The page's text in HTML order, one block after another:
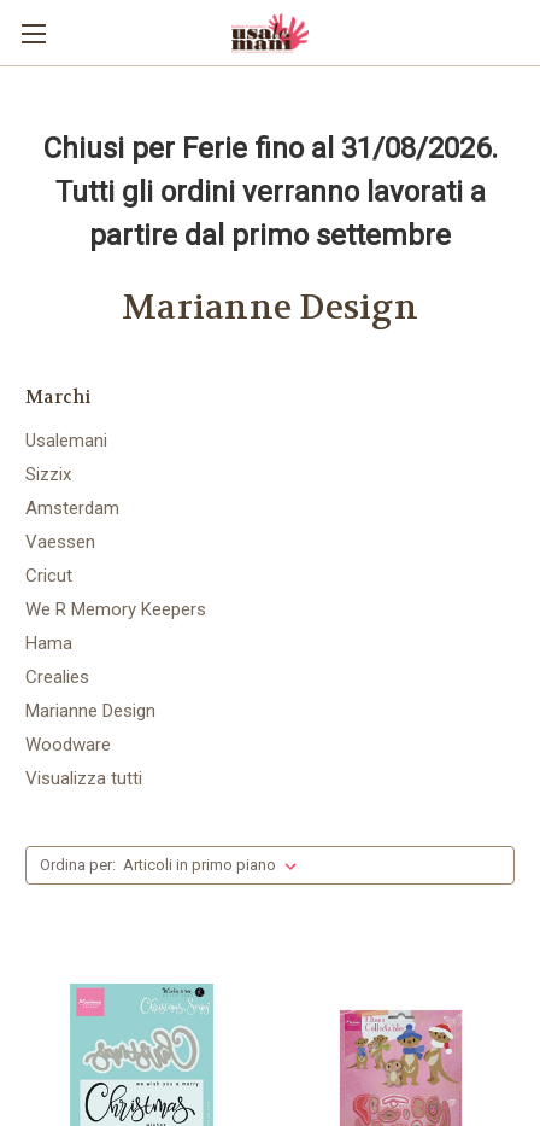
Chiusi per Ferie fino al 31/08/2026.
Tutti gli ordini verranno lavorati a
partire dal primo settembre
Marianne Design
Marchi
Usalemani
Sizzix
Amsterdam
Vaessen
Cricut
We R Memory Keepers
Hama
Crealies
Marianne Design
Woodware
Visualizza tutti
Ordina per: